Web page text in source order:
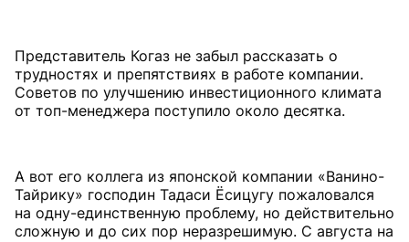
Представитель Когаз не забыл рассказать о
трудностях и препятствиях в работе компании.
Советов по улучшению инвестиционного климата
от топ-менеджера поступило около десятка.
А вот его коллега из японской компании «Ванино-
Тайрику» господин Тадаси Ёсицугу пожаловался
на одну-единственную проблему, но действительно
сложную и до сих пор неразрешимую. С августа на